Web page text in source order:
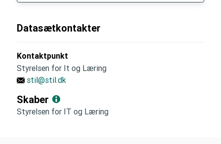
Datasætkontakter
Kontaktpunkt
Styrelsen for It og Læring
stil@stil.dk
Skaber
Styrelsen for IT og Læring